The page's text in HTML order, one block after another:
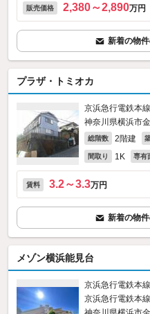
販売価格 2,380～2,890万円
新着の物
プラザ・トミオカ
京浜急行電鉄本
神奈川県横浜市
総階数 2階建
間取り 1K 専有
賃料 3.2～3.3万円
新着の物
メゾン横浜能見台
京浜急行電鉄本
京浜急行電鉄本